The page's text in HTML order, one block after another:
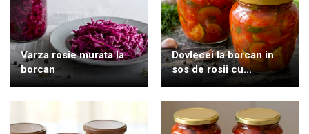
Varza rosie murata la
borcan
Dovlecei la borcan in
sos de rosii cu...